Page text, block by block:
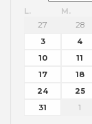
L. M.
27
28
3
4
10
11
17
18
24
25
31
1